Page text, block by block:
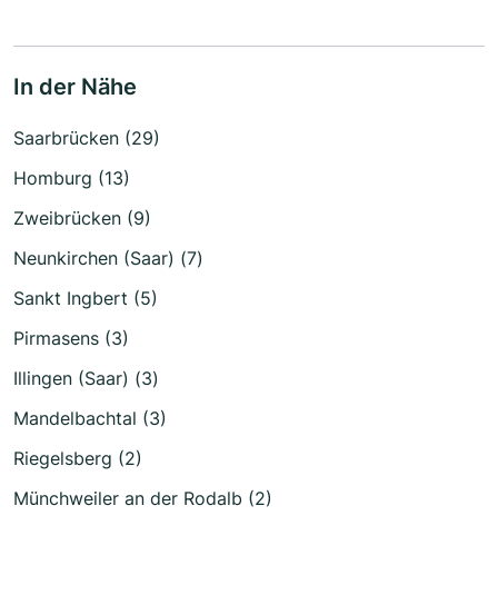
In der Nähe
Saarbrücken (29)
Homburg (13)
Zweibrücken (9)
Neunkirchen (Saar) (7)
Sankt Ingbert (5)
Pirmasens (3)
Illingen (Saar) (3)
Mandelbachtal (3)
Riegelsberg (2)
Münchweiler an der Rodalb (2)